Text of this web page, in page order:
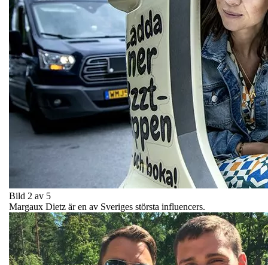
Bild 2 av 5
Margaux Dietz är en av Sveriges största influencers.